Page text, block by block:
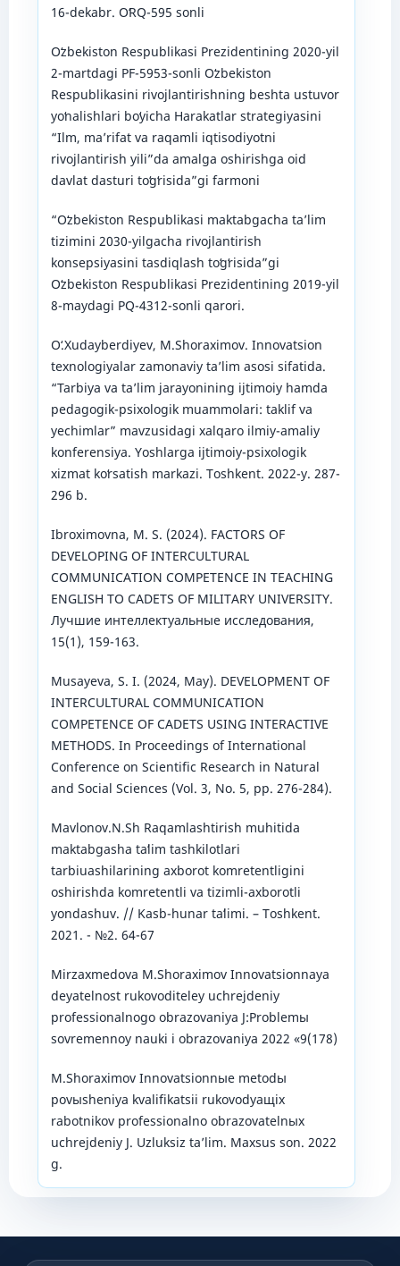
16-dekabr. OʻRQ-595 sonli
Oʻzbekiston Respublikasi Prezidentining 2020-yil
2-martdagi PF-5953-sonli Oʻzbekiston
Respublikasini rivojlantirishning beshta ustuvor
yoʻnalishlari boʻyicha Harakatlar strategiyasini
“Ilm, maʼrifat va raqamli iqtisodiyotni
rivojlantirish yili”da amalga oshirishga oid
davlat dasturi toʻgʻrisida”gi farmoni
“Oʻzbekiston Respublikasi maktabgacha taʼlim
tizimini 2030-yilgacha rivojlantirish
konsepsiyasini tasdiqlash toʻgʻrisida”gi
Oʻzbekiston Respublikasi Prezidentining 2019-yil
8-maydagi PQ-4312-sonli qarori.
Oʻ.Xudayberdiyev, M.Shoraximov. Innovatsion
texnologiyalar zamonaviy taʼlim asosi sifatida.
“Tarbiya va taʼlim jarayonining ijtimoiy hamda
pedagogik-psixologik muammolari: taklif va
yechimlar” mavzusidagi xalqaro ilmiy-amaliy
konferensiya. Yoshlarga ijtimoiy-psixologik
xizmat koʻrsatish markazi. Toshkent. 2022-y. 287-
296 b.
Ibroximovna, M. S. (2024). FACTORS OF
DEVELOPING OF INTERCULTURAL
COMMUNICATION COMPETENCE IN TEACHING
ENGLISH TO CADETS OF MILITARY UNIVERSITY.
Лучшие интеллектуальные исследования,
15(1), 159-163.
Musayeva, S. I. (2024, May). DEVELOPMENT OF
INTERCULTURAL COMMUNICATION
COMPETENCE OF CADETS USING INTERACTIVE
METHODS. In Proceedings of International
Conference on Scientific Research in Natural
and Social Sciences (Vol. 3, No. 5, pp. 276-284).
Mavlonov.N.Sh Raqamlashtirish muhitida
maktabgasha taʻlim tashkilotlari
tarbiuashilarining axborot komretentligini
oshirishda komretentli va tizimli-axborotli
yondashuv. // Kasb-hunar taʻlimi. – Toshkent.
2021. - №2. 64-67
Mirzaxmedova M.Shoraximov Innovatsionnaya
deyatelnost rukovoditeley uchrejdeniy
professionalnogo obrazovaniya J:Problemы
sovremennoy nauki i obrazovaniya 2022 «9(178)
M.Shoraximov Innovatsionnыe metodы
povыsheniya kvalifikatsii rukovodyaщix
rabotnikov professionalno obrazovatelnыx
uchrejdeniy J. Uzluksiz taʼlim. Maxsus son. 2022
g.